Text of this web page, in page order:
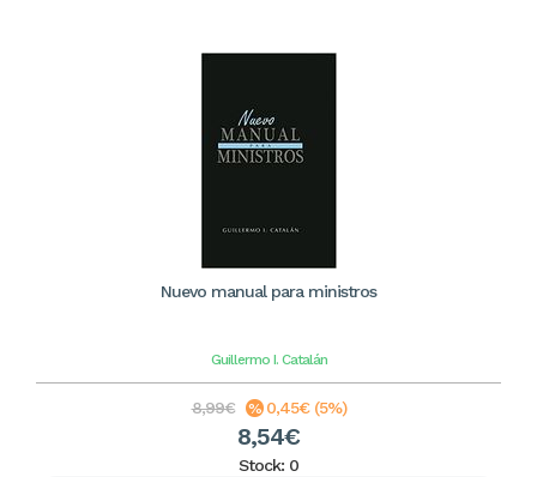
Nuevo manual para ministros
Guillermo I. Catalán
8,99€ 0,45€ (5%)
8,54€
Stock: 0